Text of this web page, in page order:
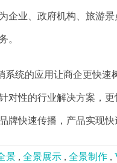
企业、政府机构、旅游
。
系统的应用让商企更快
对性的行业解决方案，
牌快速传播，产品实现快
景 , 全景展示 , 全景制作 ,